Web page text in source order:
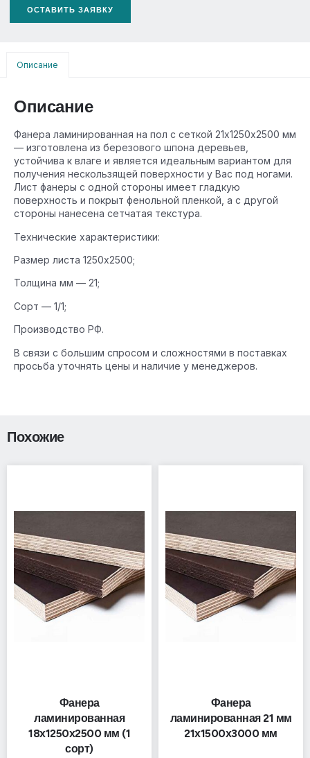
ОСТАВИТЬ ЗАЯВКУ
Описание
Описание
Фанера ламинированная на пол с сеткой 21х1250х2500 мм
— изготовлена из березового шпона деревьев,
устойчива к влаге и является идеальным вариантом для
получения нескользящей поверхности у Вас под ногами.
Лист фанеры с одной стороны имеет гладкую
поверхность и покрыт фенольной пленкой, а с другой
стороны нанесена сетчатая текстура.
Технические характеристики:
Размер листа 1250х2500;
Толщина мм — 21;
Сорт — 1/1;
Производство РФ.
В связи с большим спросом и сложностями в поставках
просьба уточнять цены и наличие у менеджеров.
Похожие
Фанера
ламинированная
18х1250х2500 мм (1
сорт)
Фанера
ламинированная 21 мм
21х1500х3000 мм